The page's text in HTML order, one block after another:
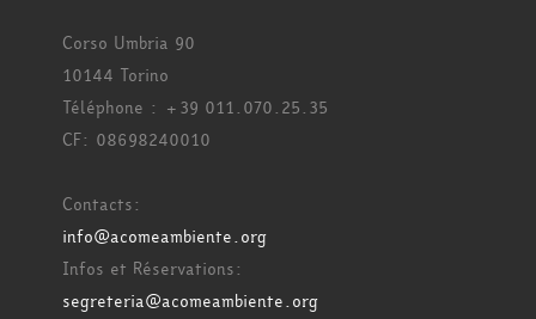
Corso Umbria 90
10144 Torino
Téléphone : +39 011.070.25.35
CF: 08698240010
Contacts:
info@acomeambiente.org
Infos et Réservations:
segreteria@acomeambiente.org